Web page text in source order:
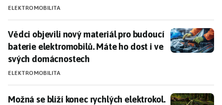
ELEKTROMOBILITA
Vědci objevili nový materiál pro budoucí baterie
Vědci objevili nový materiál pro budoucí
baterie elektromobilů. Máte ho dost i ve
svých domácnostech
ELEKTROMOBILITA
Možná se blíží konec rychlých elektrokol. Výrobce
Možná se blíží konec rychlých elektrokol.